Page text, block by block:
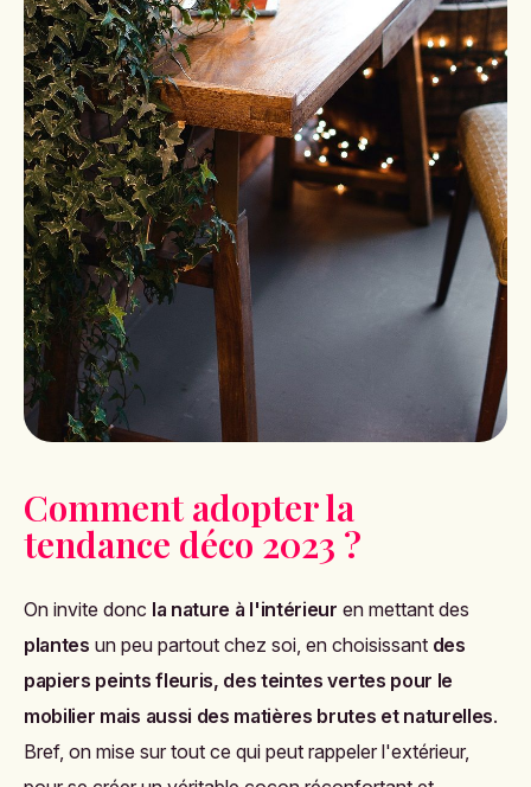
Comment adopter la
tendance déco 2023 ?
On invite donc la nature à l'intérieur en mettant des
plantes un peu partout chez soi, en choisissant des
papiers peints fleuris, des teintes vertes pour le
mobilier mais aussi des matières brutes et naturelles.
Bref, on mise sur tout ce qui peut rappeler l'extérieur,